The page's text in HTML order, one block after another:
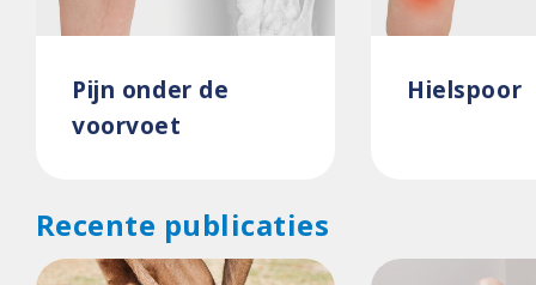
Pijn onder de
voorvoet
Hielspoor
Recente publicaties